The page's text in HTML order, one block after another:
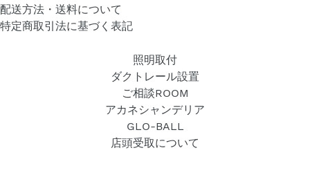
配送方法・送料について
特定商取引法に基づく表記
照明取付
ダクトレール設置
ご相談ROOM
アカネシャンデリア
GLO-BALL
店頭受取について